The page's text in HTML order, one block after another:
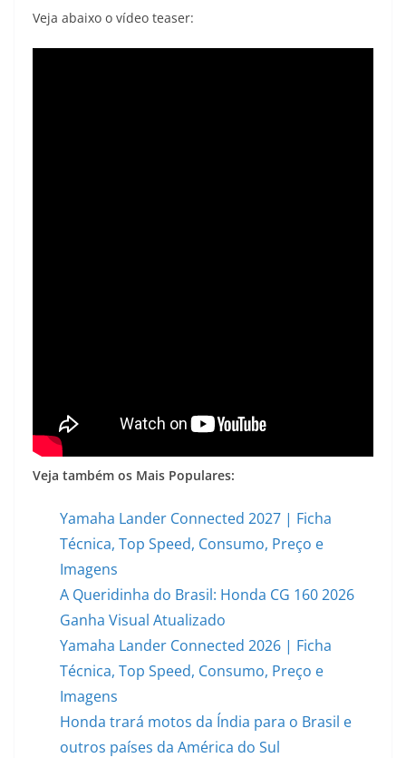
Veja abaixo o vídeo teaser:
Veja também os Mais Populares:
Yamaha Lander Connected 2027 | Ficha
Técnica, Top Speed, Consumo, Preço e
Imagens
A Queridinha do Brasil: Honda CG 160 2026
Ganha Visual Atualizado
Yamaha Lander Connected 2026 | Ficha
Técnica, Top Speed, Consumo, Preço e
Imagens
Honda trará motos da Índia para o Brasil e
outros países da América do Sul